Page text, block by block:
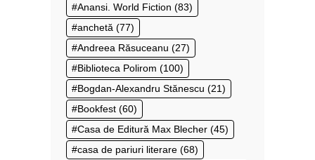
Anansi. World Fiction (83)
anchetă (77)
Andreea Răsuceanu (27)
Biblioteca Polirom (100)
Bogdan-Alexandru Stănescu (21)
Bookfest (60)
Casa de Editură Max Blecher (45)
casa de pariuri literare (68)